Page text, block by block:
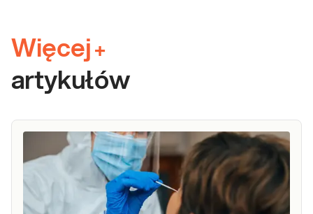
Więcej +
artykułów